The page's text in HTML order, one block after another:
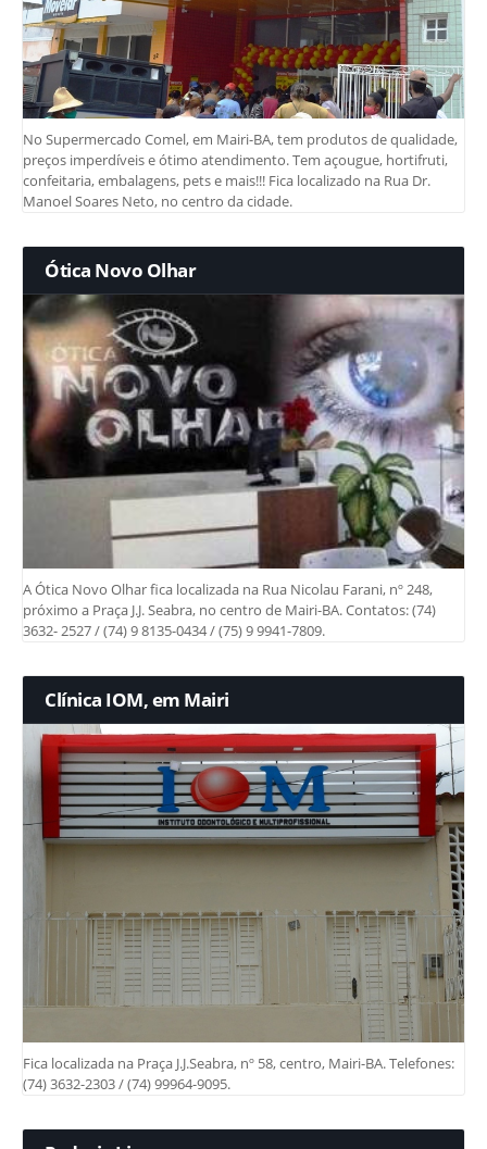
No Supermercado Comel, em Mairi-BA, tem produtos de qualidade,
preços imperdíveis e ótimo atendimento. Tem açougue, hortifruti,
confeitaria, embalagens, pets e mais!!! Fica localizado na Rua Dr.
Manoel Soares Neto, no centro da cidade.
Ótica Novo Olhar
A Ótica Novo Olhar fica localizada na Rua Nicolau Farani, nº 248,
próximo a Praça J.J. Seabra, no centro de Mairi-BA. Contatos: (74)
3632- 2527 / (74) 9 8135-0434 / (75) 9 9941-7809.
Clínica IOM, em Mairi
Fica localizada na Praça J.J.Seabra, nº 58, centro, Mairi-BA. Telefones:
(74) 3632-2303 / (74) 99964-9095.